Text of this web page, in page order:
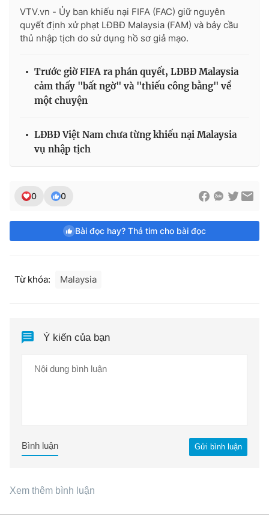
VTV.vn - Ủy ban khiếu nại FIFA (FAC) giữ nguyên
quyết định xử phạt LĐBĐ Malaysia (FAM) và bảy cầu
thủ nhập tịch do sử dụng hồ sơ giả mạo.
Trước giờ FIFA ra phán quyết, LĐBĐ Malaysia
cảm thấy "bất ngờ" và "thiếu công bằng" về
một chuyện
LĐBĐ Việt Nam chưa từng khiếu nại Malaysia
vụ nhập tịch
0 0
Bài đọc hay? Thả tim cho bài đọc
Từ khóa: Malaysia
Ý kiến của bạn
Gửi bình luận
Bình luận
Xem thêm bình luận